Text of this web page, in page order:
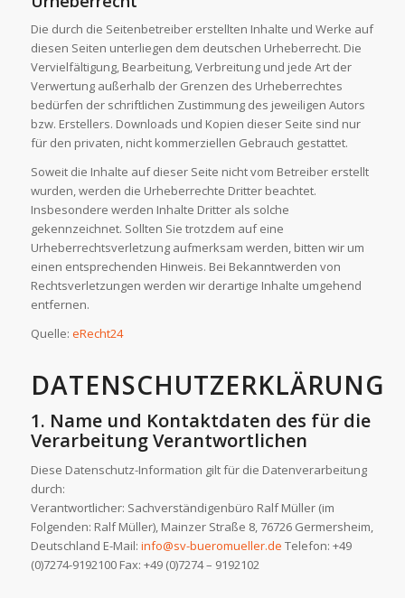
Die durch die Seitenbetreiber erstellten Inhalte und Werke auf
diesen Seiten unterliegen dem deutschen Urheberrecht. Die
Vervielfältigung, Bearbeitung, Verbreitung und jede Art der
Verwertung außerhalb der Grenzen des Urheberrechtes
bedürfen der schriftlichen Zustimmung des jeweiligen Autors
bzw. Erstellers. Downloads und Kopien dieser Seite sind nur
für den privaten, nicht kommerziellen Gebrauch gestattet.
Soweit die Inhalte auf dieser Seite nicht vom Betreiber erstellt
wurden, werden die Urheberrechte Dritter beachtet.
Insbesondere werden Inhalte Dritter als solche
gekennzeichnet. Sollten Sie trotzdem auf eine
Urheberrechtsverletzung aufmerksam werden, bitten wir um
einen entsprechenden Hinweis. Bei Bekanntwerden von
Rechtsverletzungen werden wir derartige Inhalte umgehend
entfernen.
Quelle: eRecht24
DATENSCHUTZERKLÄRUNG
1. Name und Kontaktdaten des für die
Verarbeitung Verantwortlichen
Diese Datenschutz-Information gilt für die Datenverarbeitung
durch:
Verantwortlicher: Sachverständigenbüro Ralf Müller (im
Folgenden: Ralf Müller), Mainzer Straße 8, 76726 Germersheim,
Deutschland E-Mail: info@sv-bueromueller.de Telefon: +49
(0)7274-9192100 Fax: +49 (0)7274 – 9192102